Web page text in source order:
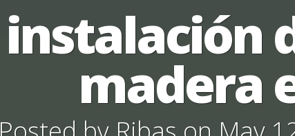
instalación
madera